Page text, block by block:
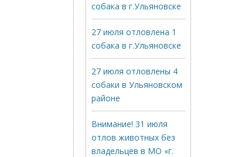
собака в г.Ульяновске
27 июля отловлена 1
собака в г.Ульяновске
27 июля отловлены 4
собаки в Ульяновском
районе
Внимание! 31 июля
отлов животных без
владельцев в МО «г.